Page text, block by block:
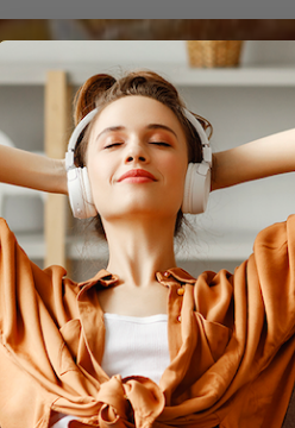
neu erfundene Klassiker,
(für 4
Käse, CBD
… in dieser